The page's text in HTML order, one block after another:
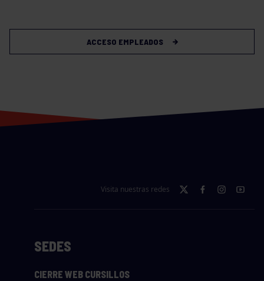
ACCESO EMPLEADOS
Visita nuestras redes
SEDES
CIERRE WEB CURSILLOS